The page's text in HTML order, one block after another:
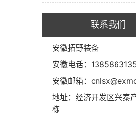
联系我们
安徽拓野装备
安徽电话：
安徽邮箱：
地址：经济开发区兴泰
栋